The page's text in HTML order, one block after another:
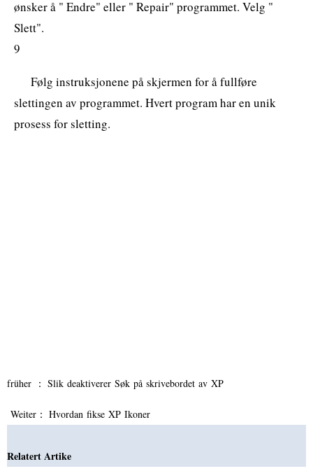
ønsker å " Endre" eller " Repair" programmet. Velg "
Slett".
9
Følg instruksjonene på skjermen for å fullføre
slettingen av programmet. Hvert program har en unik
prosess for sletting.
früher ： Slik deaktiverer Søk på skrivebordet av XP
Weiter： Hvordan fikse XP Ikoner
Relatert Artike